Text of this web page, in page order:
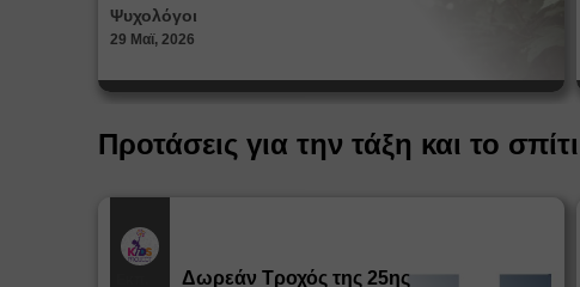
Ψυχολόγοι
29 Μαϊ, 2026
Προτάσεις για την τάξη και το σπίτι
Δωρεάν Tροχός της 25ης